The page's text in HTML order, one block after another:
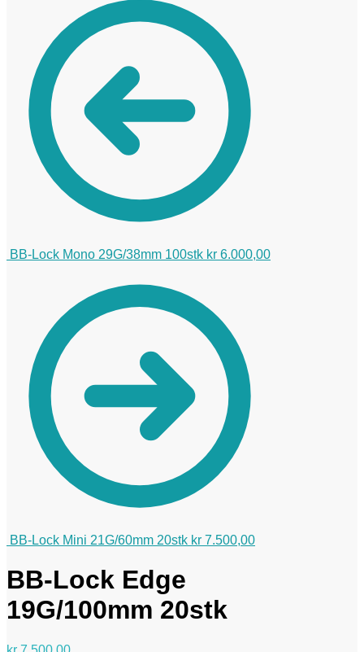
BB-Lock Mono 29G/38mm 100stk kr 6.000,00
BB-Lock Mini 21G/60mm 20stk kr 7.500,00
BB-Lock Edge
19G/100mm 20stk